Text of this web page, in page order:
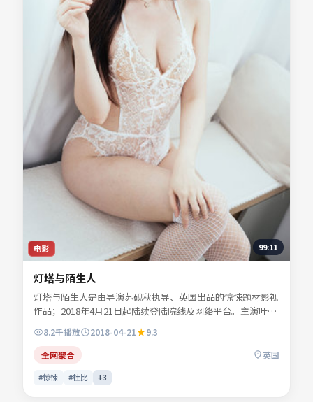
电影 99:11
灯塔与陌生人
灯塔与陌生人是由导演苏砚秋执导、英国出品的惊悚题材影视
作品；2018年4月21日起陆续登陆院线及网络平台。主演叶声
遥、顾西洲、易南乔等共同诠释一段充满转折的人物命运。色
彩与配乐共同烘托年代氛围，细节经得起反复推敲。可在本站
免费高清在线观看完整剧情与主创访谈摘要。
8.2千播放 2018-04-21
9.3
全网聚合
英国
#惊悚 #杜比 +3